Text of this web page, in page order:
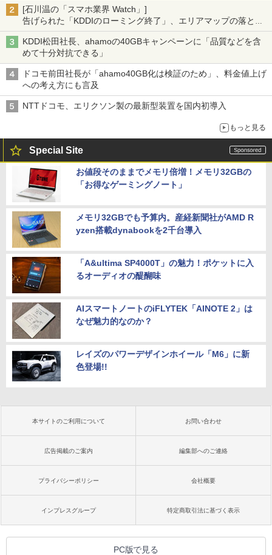
[石川温の「スマホ業界 Watch」]
告げられた「KDDIのローミング終了」、エリアマップの落とし
穴と楽天モバイルの課題
KDDI松田社長、ahamoの40GBキャンペーンに「品質などを含
めて十分対抗できる」
ドコモ前田社長が「ahamo40GB化は検証のため」、料金値上げ
への考え方にも言及
NTTドコモ、エリクソン製の最新型装置を国内初導入
もっと見る
Special Site
お値段そのままでメモリ倍増！メモリ32GBの
「お得なゲーミングノート」
メモリ32GBでも予算内。産経新聞社がAMD R
yzen搭載dynabookを2千台導入
「A&ultima SP4000T」の魅力！ポケットに入
るオーディオの醍醐味
AIスマートノートのiFLYTEK「AINOTE 2」は
なぜ魅力的なのか？
レイズのパワーデザインホイール「M6」に新
色登場!!
本サイトのご利用について お問い合わせ
広告掲載のご案内 編集部へのご連絡
プライバシーポリシー 会社概要
インプレスグループ 特定商取引法に基づく表示
PC版で見る